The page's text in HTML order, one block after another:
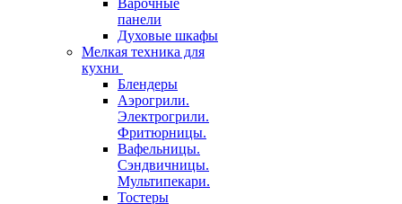
Варочные
панели
Духовые шкафы
Мелкая техника для
кухни
Блендеры
Аэрогрили.
Электрогрили.
Фритюрницы.
Вафельницы.
Сэндвичницы.
Мультипекари.
Тостеры